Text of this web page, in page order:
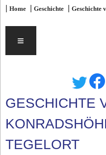
|Home |Geschichte |Geschichte
≡
GESCHICHTE
TEGELORT